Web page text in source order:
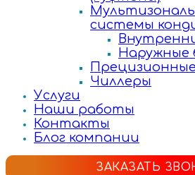
системы
Наружные
Чиллеры
Услуги
Наши работы
Контакты
Блог компании
ЗАКАЗАТЬ